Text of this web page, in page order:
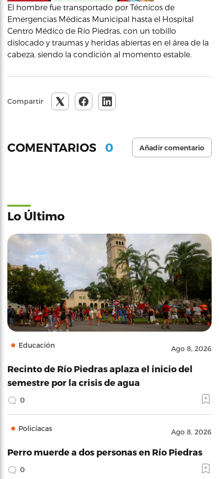
El hombre fue transportado por Técnicos de
Emergencias Médicas Municipal hasta el Hospital
Centro Médico de Río Piedras, con un tobillo
dislocado y traumas y heridas abiertas en el área de la
cabeza, siendo la condición al momento estable.
Compartir
COMENTARIOS 0 Añadir comentario
Lo Último
Educación Ago 8, 2026
Recinto de Río Piedras aplaza el inicio del
semestre por la crisis de agua
0
Policíacas Ago 8, 2026
Perro muerde a dos personas en Río Piedras
0